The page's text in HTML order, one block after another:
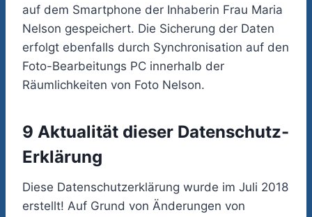
auf dem Smartphone der Inhaberin Frau Maria
Nelson gespeichert. Die Sicherung der Daten
erfolgt ebenfalls durch Synchronisation auf den
Foto-Bearbeitungs PC innerhalb der
Räumlichkeiten von Foto Nelson.
9 Aktualität dieser Datenschutz-
Erklärung
Diese Datenschutzerklärung wurde im Juli 2018
erstellt! Auf Grund von Änderungen von